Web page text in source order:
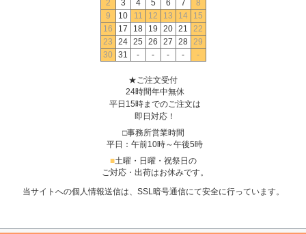
2
3 4 5 6 7
8
9
10 11 12 13 14
15
16
17 18 19 20 21
22
23
24 25 26 27 28 29
30
31 - - - - -
★ご注文受付
24時間年中無休
平日15時までのご注文は
即日対応！
□事務所営業時間
平日：午前10時～午後5時
■土曜・日曜・祝祭日の
ご対応・出荷はお休みです。
当サイトへの個人情報送信は、SSL暗号通信にて安全に行っています。